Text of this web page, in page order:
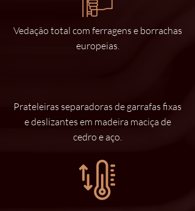
Vedação total com ferragens e borrachas
europeias.
Prateleiras separadoras de garrafas fixas
e deslizantes em madeira maciça de
cedro e aço.